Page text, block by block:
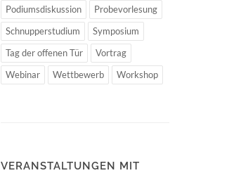
Podiumsdiskussion
Probevorlesung
Schnupperstudium
Symposium
Tag der offenen Tür
Vortrag
Webinar
Wettbewerb Workshop
VERANSTALTUNGEN MIT